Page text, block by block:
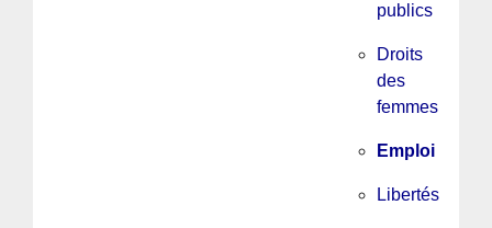
publics
Droits
des
femmes
Emploi
Libertés